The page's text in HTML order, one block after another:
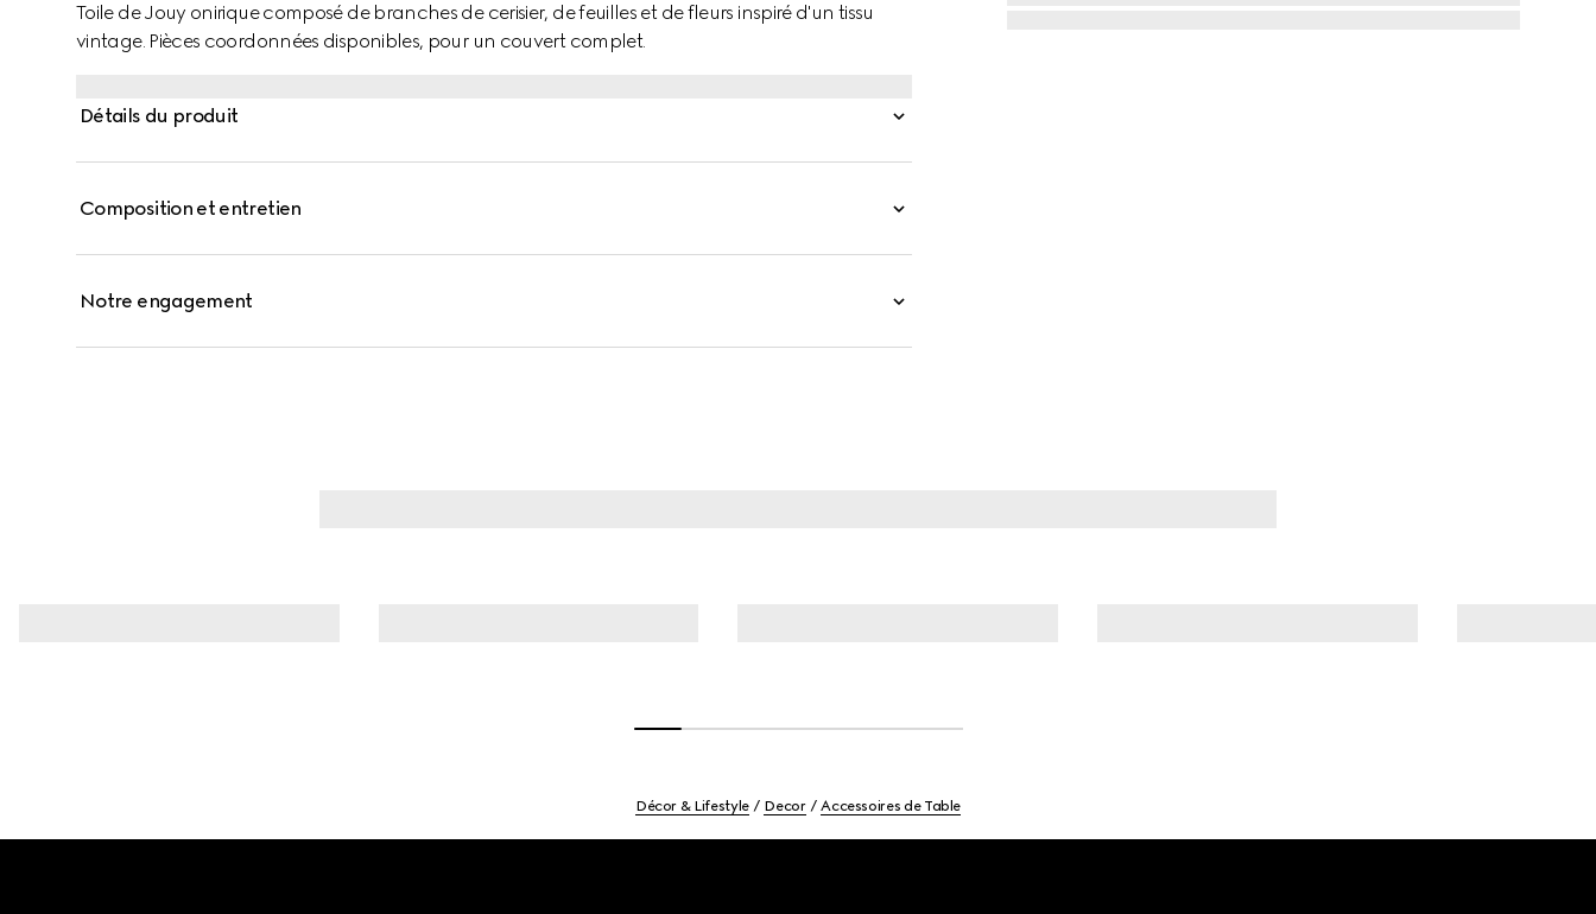
Toile de Jouy onirique composé de branches de cerisier, de feuilles et de fleurs inspiré d'un tissu
vintage. Pièces coordonnées disponibles, pour un couvert complet.
Détails du produit
Composition et entretien
Notre engagement
Décor & Lifestyle Decor Accessoires de Table